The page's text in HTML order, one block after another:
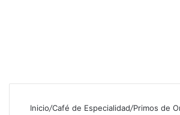
Inicio/Café de Especialidad/Primos de